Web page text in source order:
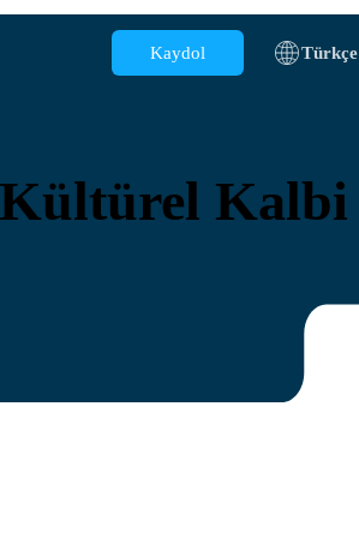
Kaydol Türkçe
Çin
Kültürel Kalbi